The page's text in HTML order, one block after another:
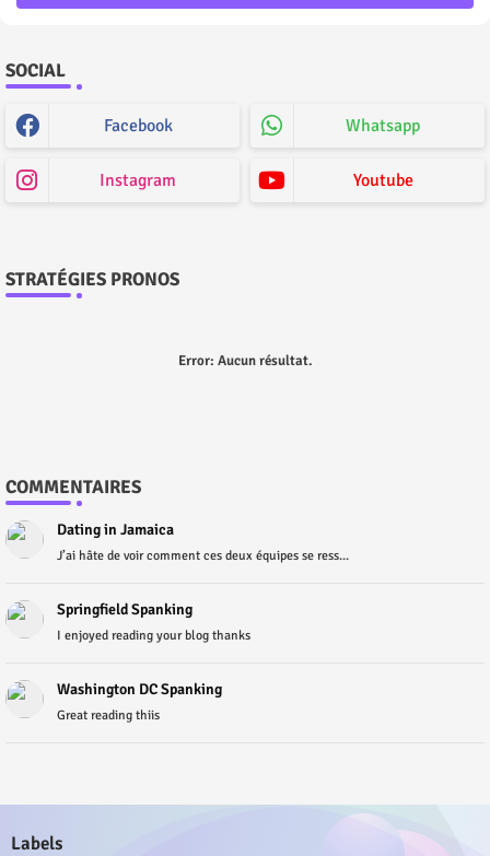
SOCIAL
Facebook Whatsapp
Instagram Youtube
STRATÉGIES PRONOS
Error: Aucun résultat.
COMMENTAIRES
Dating in Jamaica
J’ai hâte de voir comment ces deux équipes se ress...
Springfield Spanking
I enjoyed reading your blog thanks
Washington DC Spanking
Great reading thiis
Labels